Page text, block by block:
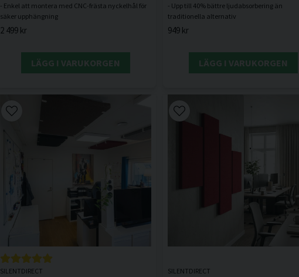
- Enkel att montera med CNC-frästa nyckelhål för
säker upphängning
2 499 kr
LÄGG I VARUKORGEN
- Upp till 40% bättre ljudabsorbering än
949 kr
LÄGG I VARUKORGEN
SILENTDIRECT SILENTDIRECT